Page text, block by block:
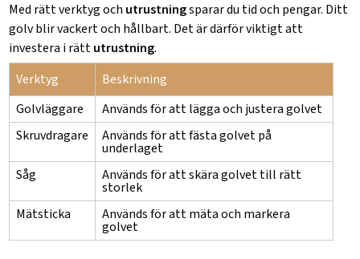
Med rätt verktyg och utrustningsparar du tid och pengar. Ditt
golv blir vackert och hållbart. Det är därför viktigt att
investera i rättutrustning.
Verktyg
Beskrivning
Golvläggare
Används för att lägga och justera golvet
Skruvdragare
Används för att fästa golvet på
underlaget
Såg
Används för att skära golvet till rätt
storlek
Mätsticka
Används för att mäta och markera
golvet